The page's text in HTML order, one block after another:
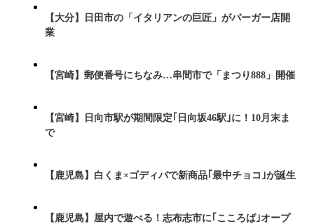
【大分】日田市の「イタリアンの巨匠」がバーガー店開
業
【宮崎】郵便番号にちなみ…串間市で「まつり888」開催
【宮崎】日向市駅が期間限定｢日向坂46駅｣に！10月末ま
で
【鹿児島】白くま×ゴディバで新商品｢最中チョコ｣が誕生
【鹿児島】屋内で遊べる！志布志市に｢こころば｣オープ